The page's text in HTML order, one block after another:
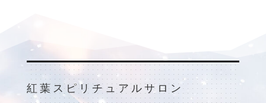
紅葉スピリチュアルサロン